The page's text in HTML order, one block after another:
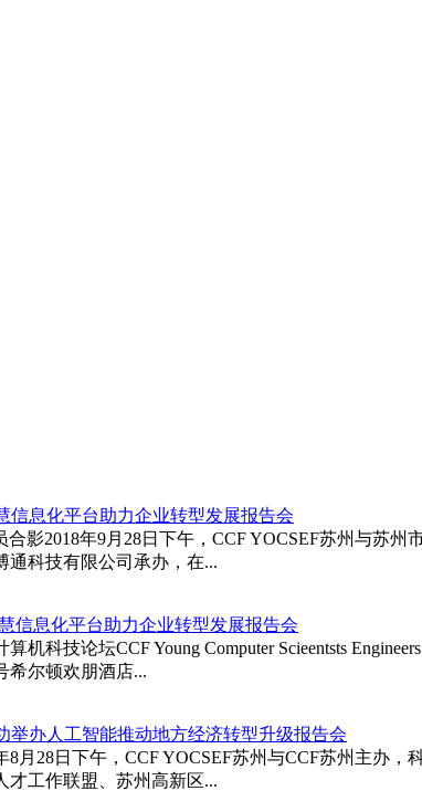
信息化平台助力企业转型发展报告会
合影2018年9月28日下午，CCF YOCSEF苏州与苏
通科技有限公司承办，在...
信息化平台助力企业转型发展报告会
机科技论坛CCF Young Computer Scieentsts
希尔顿欢朋酒店...
举办人工智能推动地方经济转型升级报告会
8月28日下午，CCF YOCSEF苏州与CCF苏州主办
才工作联盟、苏州高新区...